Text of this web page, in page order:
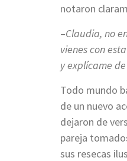
notaron
–Claudia, no
vienes con
y explícame
Todo mundo
de un nuevo
dejaron de
pareja
sus resecas